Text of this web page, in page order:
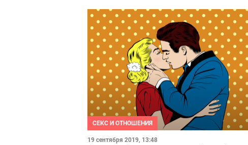
СЕКС И ОТНОШЕНИЯ
19 сентября 2019, 13:48